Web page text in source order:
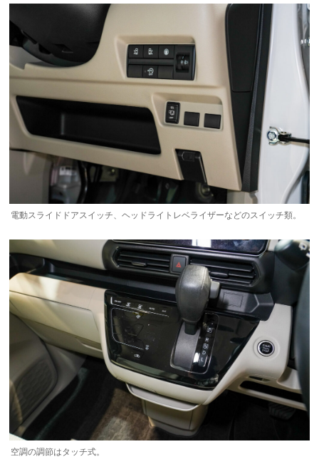
電動スライドドアスイッチ、ヘッドライトレベライザーなどのスイッチ類。
空調の調節はタッチ式。